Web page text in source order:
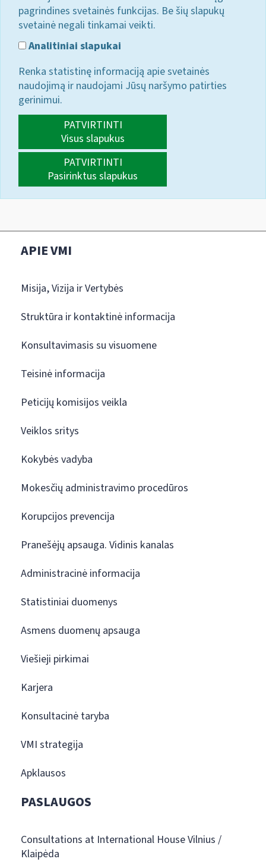
pagrindines svetainės funkcijas. Be šių slapukų
svetainė negali tinkamai veikti.
Analitiniai slapukai
Renka statistinę informaciją apie svetainės
naudojimą ir naudojami Jūsų naršymo patirties
gerinimui.
PATVIRTINTI
Visus slapukus
PATVIRTINTI
Pasirinktus slapukus
APIE VMI
Misija, Vizija ir Vertybės
Struktūra ir kontaktinė informacija
Konsultavimasis su visuomene
Teisinė informacija
Peticijų komisijos veikla
Veiklos sritys
Kokybės vadyba
Mokesčių administravimo procedūros
Korupcijos prevencija
Pranešėjų apsauga. Vidinis kanalas
Administracinė informacija
Statistiniai duomenys
Asmens duomenų apsauga
Viešieji pirkimai
Karjera
Konsultacinė taryba
VMI strategija
Apklausos
PASLAUGOS
Consultations at International House Vilnius /
Klaipėda